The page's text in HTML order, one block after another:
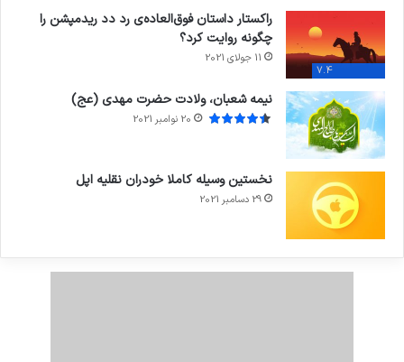
7.4
راکستار داستان فوق‌العاده‌ی رد دد ریدمپشن را
چگونه روایت کرد؟
11 جولای 2021
نیمه شعبان، ولادت حضرت مهدی (عج)
20 نوامبر 2021
نخستین وسیله کاملا خودران نقلیه اپل
29 دسامبر 2021